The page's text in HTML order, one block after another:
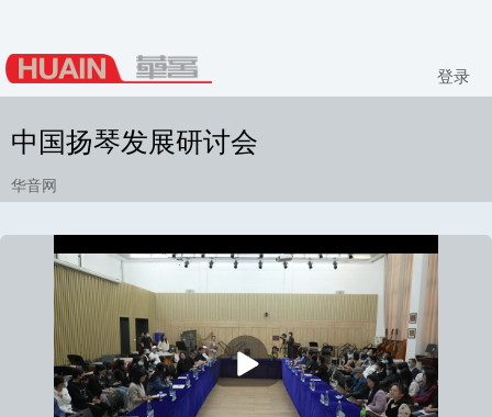
登录
中国扬琴发展研讨会
华音网
放